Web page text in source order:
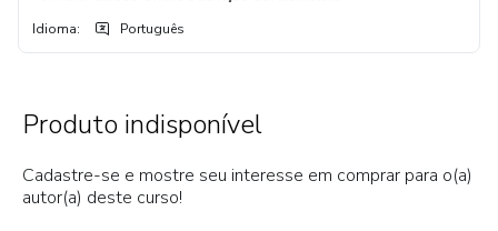
Idioma: Português
Produto indisponível
Cadastre-se e mostre seu interesse em comprar para o(a)
autor(a) deste curso!